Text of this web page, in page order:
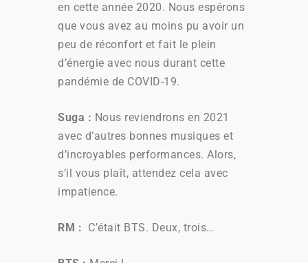
en cette année 2020. Nous espérons
que vous avez au moins pu avoir un
peu de réconfort et fait le plein
d’énergie avec nous durant cette
pandémie de COVID-19.
Suga : Nous reviendrons en 2021
avec d’autres bonnes musiques et
d’incroyables performances. Alors,
s’il vous plaît, attendez cela avec
impatience.
RM : C’était BTS. Deux, trois…